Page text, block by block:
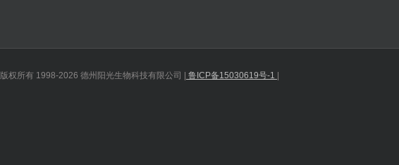
版权所有 1998-2026 德州阳光生物科技有限公司 | 鲁ICP备15030619号-1 |